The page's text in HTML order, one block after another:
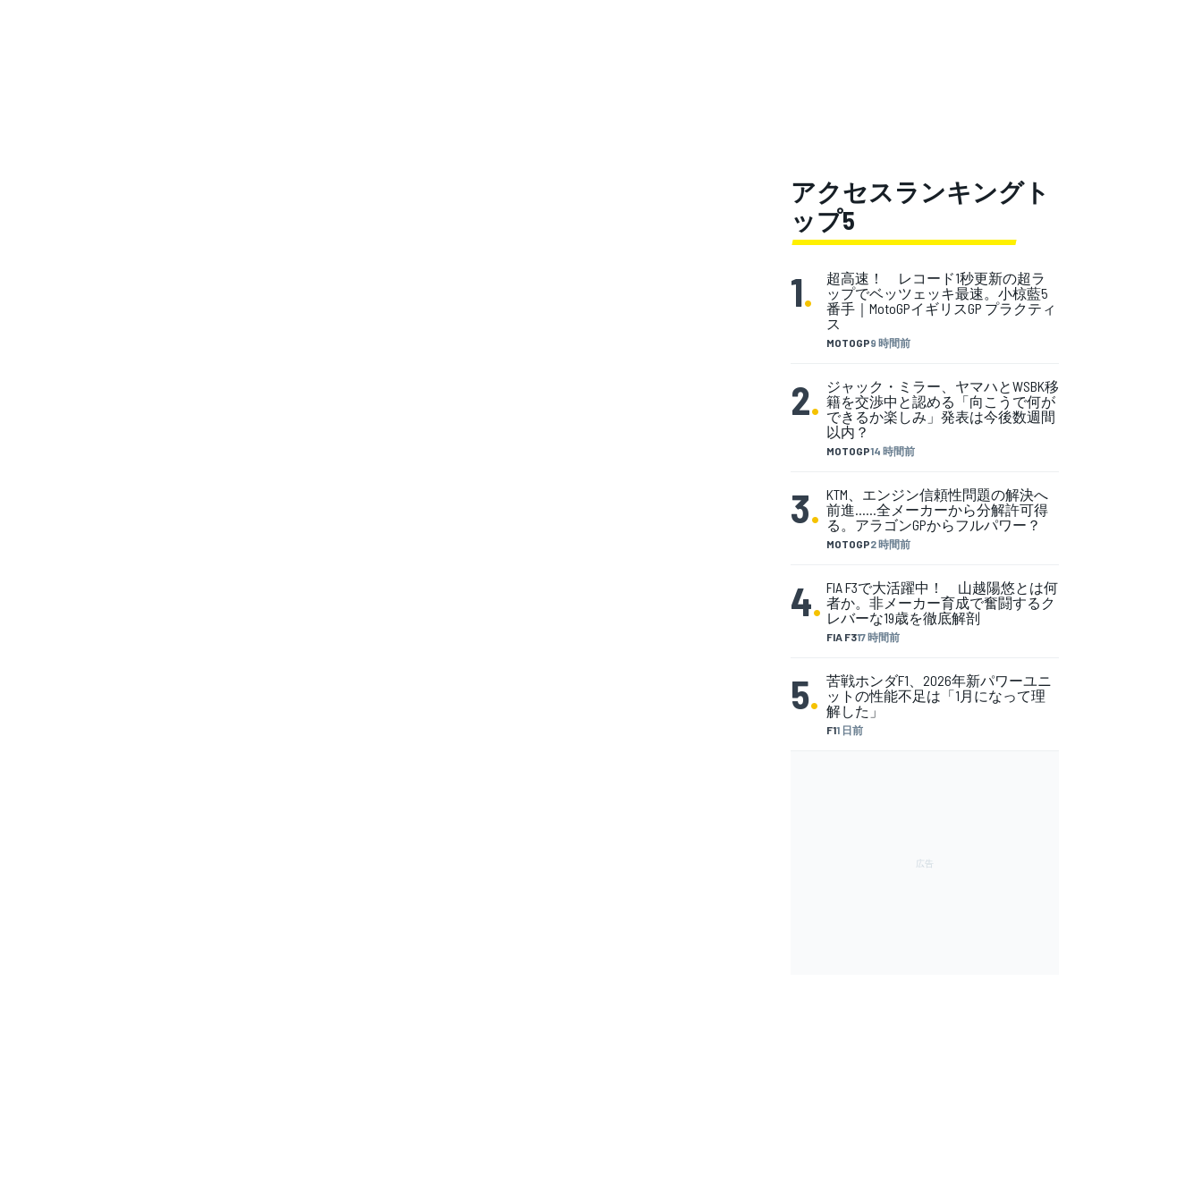
アクセスランキングト
ップ5
1.
MOTOGP9 時間前
超高速！ レコード1秒更新の超ラ
ップでベッツェッキ最速。小椋藍5
番手｜MotoGPイギリスGP プラクティ
ス
2.
MOTOGP14 時間前
ジャック・ミラー、ヤマハとWSBK移
籍を交渉中と認める「向こうで何が
できるか楽しみ」発表は今後数週間
以内？
3.
MOTOGP2 時間前
KTM、エンジン信頼性問題の解決へ
前進……全メーカーから分解許可得
る。アラゴンGPからフルパワー？
4.
FIA F317 時間前
FIA F3で大活躍中！ 山越陽悠とは何
者か。非メーカー育成で奮闘するク
レバーな19歳を徹底解剖
5.
F11 日前
苦戦ホンダF1、2026年新パワーユニ
ットの性能不足は「1月になって理
解した」